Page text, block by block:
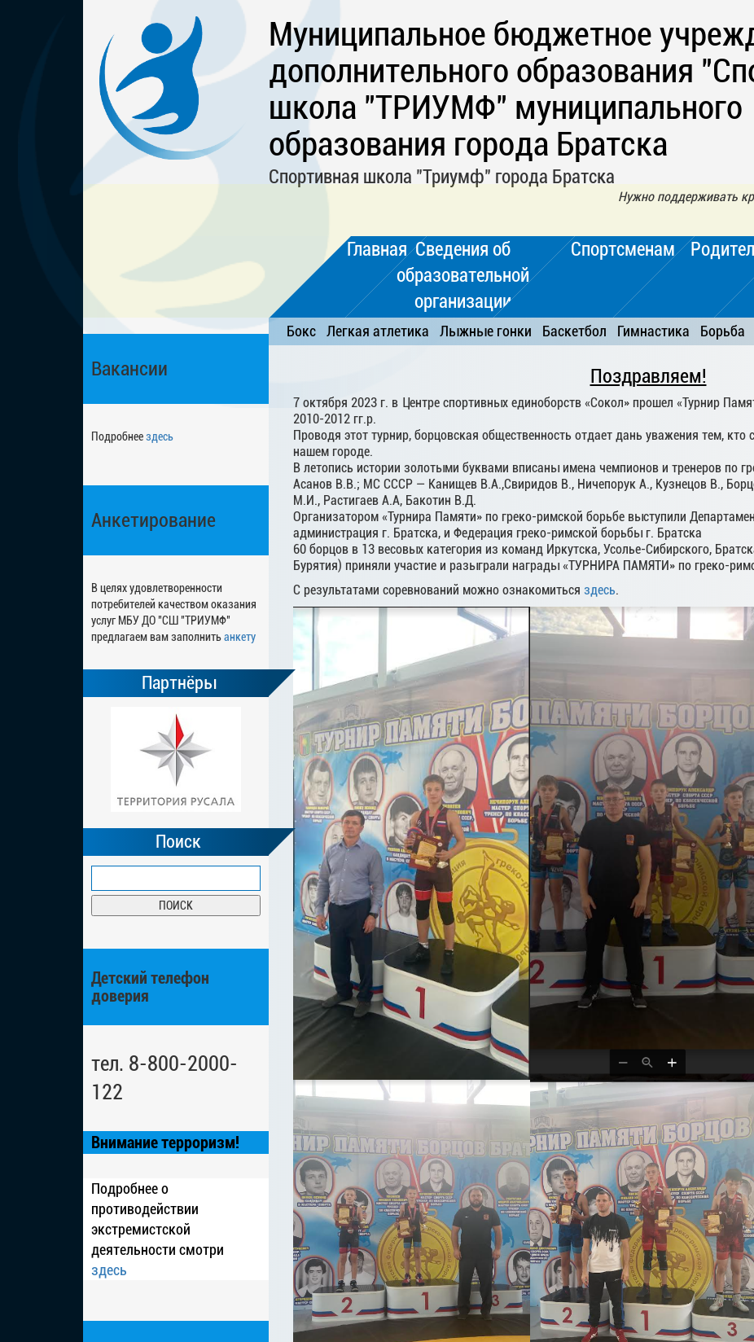
Муниципальное бюджетное
дополнительного образования
школа "ТРИУМФ" муниципального
образования города Братска
Спортивная школа "Триумф" города Братска
Нужно поддерживать
Главная Сведения об
образовательной
организации
Спортсменам
Вакансии
Подробнеездесь
Анкетирование
В целях удовлетворенности
потребителей качеством оказания
услуг МБУ ДО "СШ "ТРИУМФ"
предлагаем вам заполнитьанкету
Партнёры
Поиск
Детский телефон
доверия
тел. 8-800-2000-
122
Внимание терроризм!
Подробнее о
противодействии
экстремистской
деятельности смотри
здесь
Бокс Легкая атлетика Лыжные гонки Баскетбол Гимнастика Борьба
Поздравляем!
7 октября 2023 г. в Центре спортивных единоборств «Сокол» прошел «Турнир
2010-2012 гг.р.
Проводя этот турнир, борцовская общественность отдает дань уважения тем, кто
нашем городе.
В летопись истории золотыми буквами вписаны имена чемпионов и тренеров по
Асанов В.В.; МС СССР — Канищев В.А.,Свиридов В., Ничепорук А., Кузнецов В.,
М.И., Растигаев А.А, Бакотин В.Д.
Организатором «Турнира Памяти» по греко-римской борьбе выступили
администрация г. Братска, и Федерация греко-римской борьбы г. Братска
60 борцов в 13 весовых категория из команд Иркутска, Усолье-Сибирского,
Бурятия) приняли участие и разыграли награды «ТУРНИРА ПАМЯТИ» по греко-
С результатами соревнований можно ознакомиться здесь.